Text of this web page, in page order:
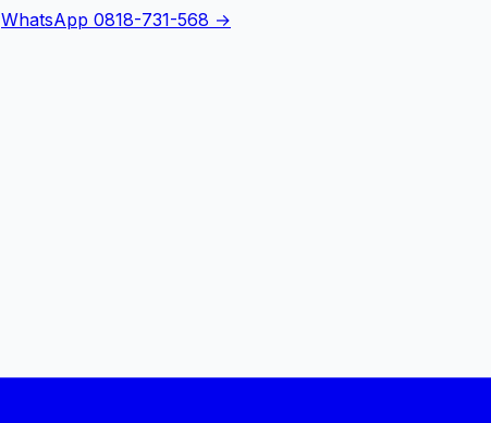
WhatsApp 0818-731-568 →